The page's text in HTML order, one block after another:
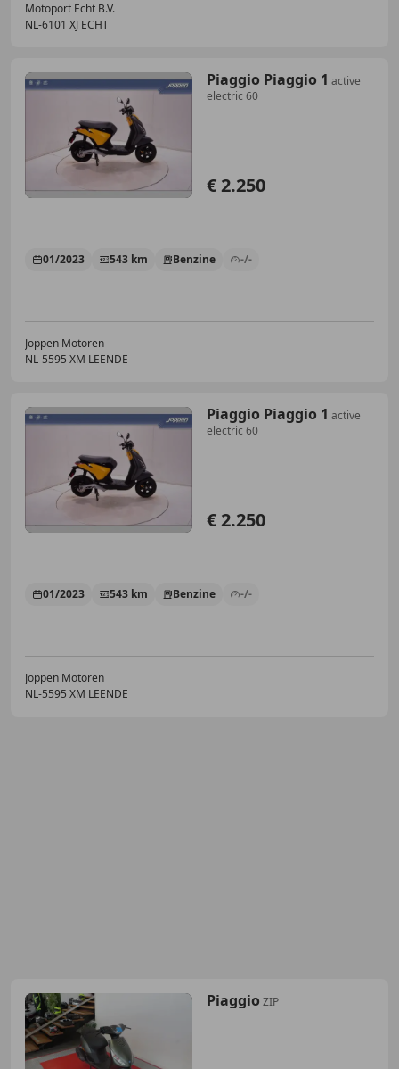
Motoport Echt B.V.
NL-6101 XJ ECHT
Piaggio Piaggio 1 active
electric 60
€ 2.250
01/2023 543 km Benzine -/-
Joppen Motoren
NL-5595 XM LEENDE
Piaggio Piaggio 1 active
electric 60
€ 2.250
01/2023 543 km Benzine -/-
Joppen Motoren
NL-5595 XM LEENDE
Piaggio ZIP